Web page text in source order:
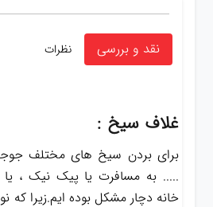
نقد و بررسی نظرات
غلاف سیخ :
برای بردن سیخ های مختلف
..... به مسافرت یا پیک نیک ، یا
خانه دچار مشکل بوده ایم.زیرا که